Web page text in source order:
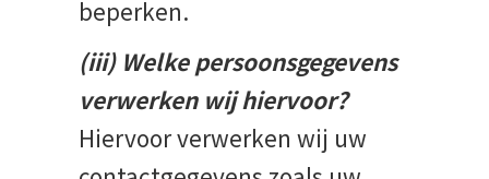
beperken.
(iii) Welke persoonsgegevens
verwerken wij hiervoor?
Hiervoor verwerken wij uw